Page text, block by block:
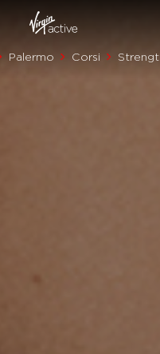
Palermo Corsi